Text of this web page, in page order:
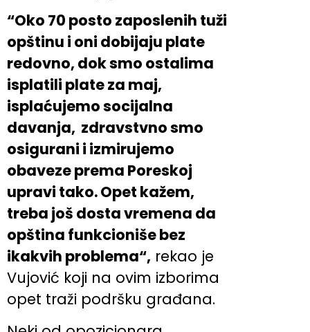
“Oko 70 posto zaposlenih tuži
opštinu i oni dobijaju plate
redovno, dok smo ostalima
isplatili plate za maj,
isplaćujemo socijalna
davanja, zdravstvno smo
osigurani i izmirujemo
obaveze prema Poreskoj
upravi tako. Opet kažem,
treba još dosta vremena da
opština funkcioniše bez
ikakvih problema“, rekao je
Vujović koji na ovim izborima
opet traži podršku građana.